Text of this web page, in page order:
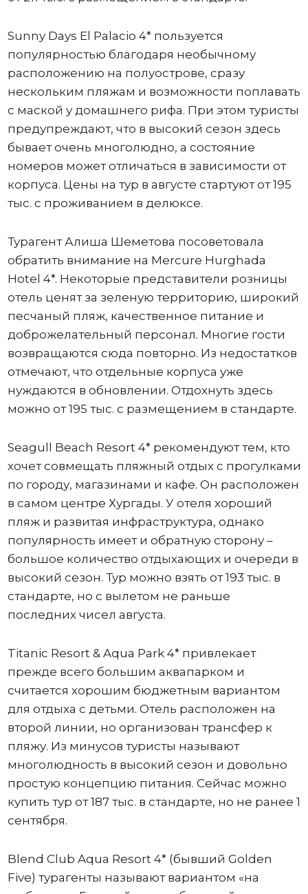
Sunny Days El Palacio 4* пользуется
популярностью благодаря необычному
расположению на полуострове, сразу
нескольким пляжам и возможности поплавать
с маской у домашнего рифа. При этом туристы
предупреждают, что в высокий сезон здесь
бывает очень многолюдно, а состояние
номеров может отличаться в зависимости от
корпуса. Цены на тур в августе стартуют от 195
тыс. с проживанием в делюксе.
Турагент Алиша Шеметова посоветовала
обратить внимание на Mercure Hurghada
Hotel 4*. Некоторые представители розницы
отель ценят за зеленую территорию, широкий
песчаный пляж, качественное питание и
доброжелательный персонал. Многие гости
возвращаются сюда повторно. Из недостатков
отмечают, что отдельные корпуса уже
нуждаются в обновлении. Отдохнуть здесь
можно от 195 тыс. с размещением в стандарте.
Seagull Beach Resort 4* рекомендуют тем, кто
хочет совмещать пляжный отдых с прогулками
по городу, магазинами и кафе. Он расположен
в самом центре Хургады. У отеля хороший
пляж и развитая инфраструктура, однако
популярность имеет и обратную сторону –
большое количество отдыхающих и очереди в
высокий сезон. Тур можно взять от 193 тыс. в
стандарте, но с вылетом не раньше
последних чисел августа.
Titanic Resort & Aqua Park 4* привлекает
прежде всего большим аквапарком и
считается хорошим бюджетным вариантом
для отдыха с детьми. Отель расположен на
второй линии, но организован трансфер к
пляжу. Из минусов туристы называют
многолюдность в высокий сезон и довольно
простую концепцию питания. Сейчас можно
купить тур от 187 тыс. в стандарте, но не ранее 1
сентября.
Blend Club Aqua Resort 4* (бывший Golden
Five) турагенты называют вариантом «на